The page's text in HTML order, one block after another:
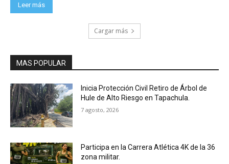
Leer más
Cargar más
MAS POPULAR
Inicia Protección Civil Retiro de Árbol de
Hule de Alto Riesgo en Tapachula.
7 agosto, 2026
Participa en la Carrera Atlética 4K de la 36
zona militar.